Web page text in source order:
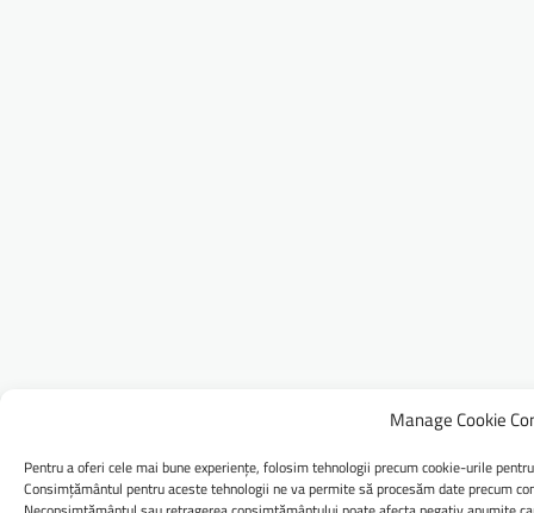
Manage Cookie
Pentru a oferi cele mai bune experiențe, folosim tehnologii precum cookie-urile
Consimțământul pentru aceste tehnologii ne va permite să procesăm date precum